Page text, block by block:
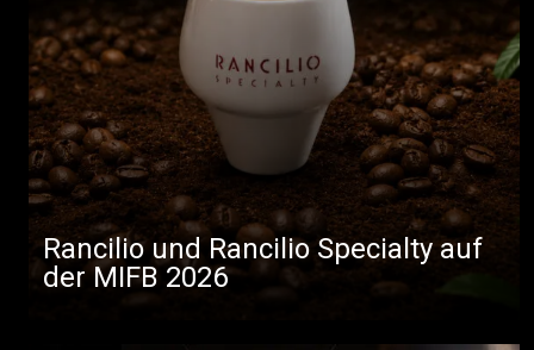
Rancilio und Rancilio Specialty auf
der MIFB 2026